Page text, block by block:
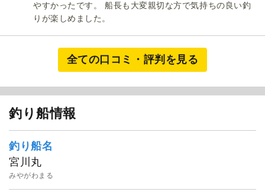
やすかったです。 船長も大変親切な方で気持ちの良い釣
りが楽しめました。
全ての口コミ・評判を見る
釣り船情報
釣り船名
宮川丸
みやがわまる